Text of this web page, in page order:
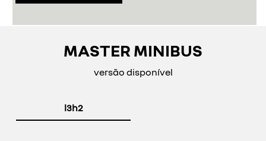
MASTER MINIBUS
versão disponível
l3h2